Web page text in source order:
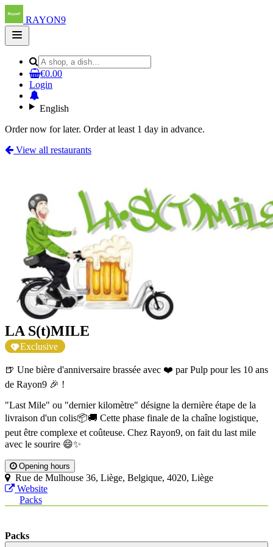
RAYON9
Open
main
€0.00
Login
English
Order now for later. Order at least 1 day in advance.
View all restaurants
LA S(t)MILE
Exclusive
🍺 Une bière d'anniversaire brassée avec ❤️ par Pulp pour les 10 ans
de Rayon9 🎉 !
"Last Mile" ou "dernier kilomètre" désigne la dernière étape de la
livraison d'un colis📦🚚 Cette phase finale de la chaîne logistique,
peut être complexe et coûteuse. Chez Rayon9, on fait du last mile
avec le sourire 😄✨
Opening hours
Rue de Mulhouse 36, Liège, Belgique, 4020, Liège
Website
Packs
Packs